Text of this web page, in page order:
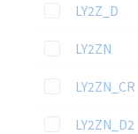
この資料を選択
LY2Z_D
この資料を選択
LY2ZN
この資料を選択
LY2ZN_CR
この資料を選択
LY2ZN_D2